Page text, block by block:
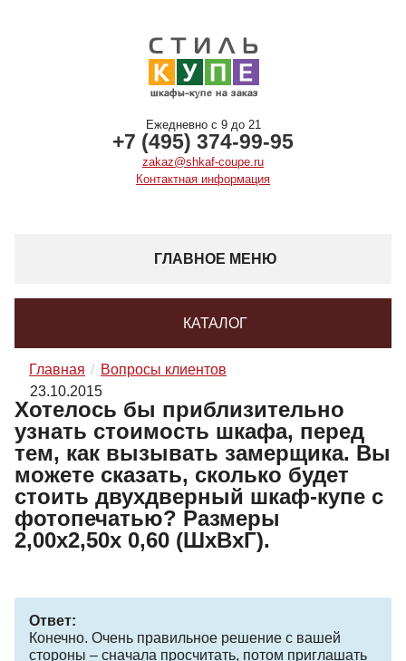
Ежедневно с 9 до 21
+7 (495) 374-99-95
zakaz@shkaf-coupe.ru
Контактная информация
ГЛАВНОЕ МЕНЮ
КАТАЛОГ
Главная
Вопросы клиентов
23.10.2015
Хотелось бы приблизительно
узнать стоимость шкафа, перед
тем, как вызывать замерщика. Вы
можете сказать, сколько будет
стоить двухдверный шкаф-купе с
фотопечатью? Размеры
2,00х2,50х 0,60 (ШхВхГ).
Ответ:
Конечно. Очень правильное решение с вашей
стороны – сначала просчитать, потом приглашать